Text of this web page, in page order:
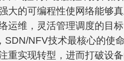
大的可编程性使网络能够
运维，灵活管理调度的目标
SDN/NFV技术最核心的使
重实现转型 ，进而打破设